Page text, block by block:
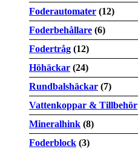
Foderautomater (12)
Foderbehållare (6)
Fodertråg (12)
Höhäckar (24)
Rundbalshäckar (7)
Vattenkoppar & Tillbehör
Mineralhink (8)
Foderblock (3)